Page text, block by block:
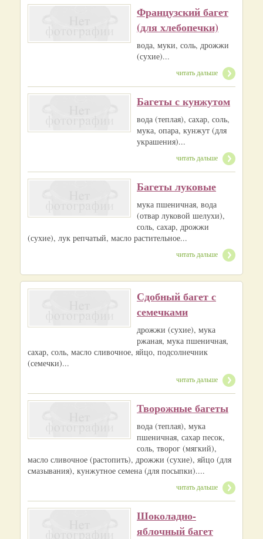
Французский багет
(для хлебопечки)
вода, муки, соль, дрожжи
(сухие)...
читать дальше
Багеты с кунжутом
вода (теплая), сахар, соль,
мука, опара, кунжут (для
украшения)...
читать дальше
Багеты луковые
мука пшеничная, вода
(отвар луковой шелухи),
соль, сахар, дрожжи
(сухие), лук репчатый, масло растительное...
читать дальше
Сдобный багет с
семечками
дрожжи (сухие), мука
ржаная, мука пшеничная,
сахар, соль, масло сливочное, яйцо, подсолнечник
(семечки)...
читать дальше
Творожные багеты
вода (теплая), мука
пшеничная, сахар песок,
соль, творог (мягкий),
масло сливочное (растопить), дрожжи (сухие), яйцо (для
смазывания), кунжутное семена (для посыпки)....
читать дальше
Шоколадно-
яблочный багет